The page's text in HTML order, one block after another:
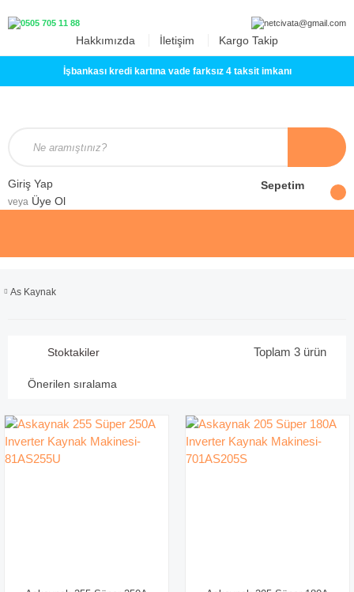
Hakkımızda İletişim Kargo Takip
İşbankası kredi kartına vade farksız 4 taksit imkanı
Giriş Yap
veya Üye Ol
Sepetim
As Kaynak
Stoktakiler Toplam 3 ürün